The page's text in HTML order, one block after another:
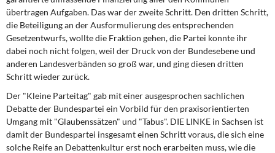
übertragen Aufgaben. Das war der zweite Schritt. Den dritten Schritt,
die Beteiligung an der Ausformulierung des entsprechenden
Gesetzentwurfs, wollte die Fraktion gehen, die Partei konnte ihr
dabei noch nicht folgen, weil der Druck von der Bundesebene und
anderen Landesverbänden so groß war, und ging diesen dritten
Schritt wieder zurück.
Der "Kleine Parteitag" gab mit einer ausgesprochen sachlichen
Debatte der Bundespartei ein Vorbild für den praxisorientierten
Umgang mit "Glaubenssätzen" und "Tabus". DIE LINKE in Sachsen ist
damit der Bundespartei insgesamt einen Schritt voraus, die sich eine
solche Reife an Debattenkultur erst noch erarbeiten muss, wie die